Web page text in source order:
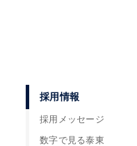
採用情報
採用メッセージ
数字で見る泰東